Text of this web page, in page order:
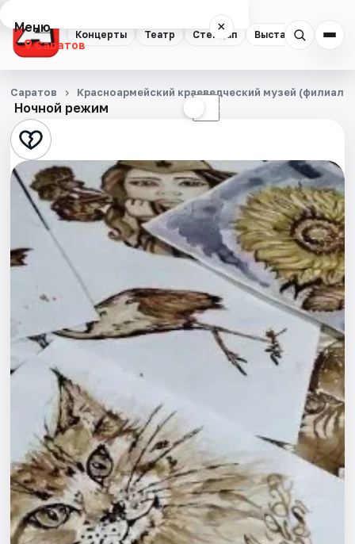
Концерты Театр Стендап Выставки
Меню ×
Саратов
Концерты
Театр
Стендап
Выставки
Квесты
Экскурсии
События
Города
Площадки
Артисты
Рейтинги
Ночной режим ☾
Саратов Красноармейский краеведческий музей (филиал